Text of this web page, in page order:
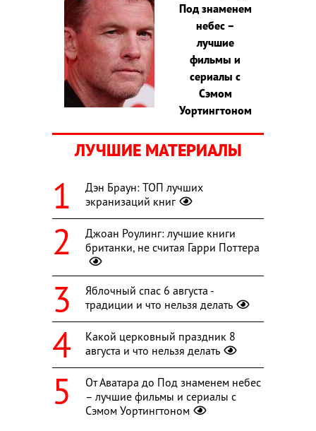
Под знаменем
небес –
лучшие
фильмы и
сериалы с
Сэмом
Уортингтоном
ЛУЧШИЕ МАТЕРИАЛЫ
Дэн Браун: ТОП лучших
экранизаций книг
Джоан Роулинг: лучшие книги
британки, не считая Гарри Поттера
Яблочный спас 6 августа -
традиции и что нельзя делать
Какой церковный праздник 8
августа и что нельзя делать
От Аватара до Под знаменем небес
– лучшие фильмы и сериалы с
Сэмом Уортингтоном